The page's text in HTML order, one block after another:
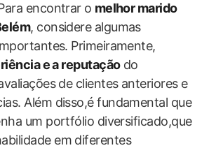
encontrar o⁤ melhor marido‌
, considere algumas
Primeiramente,
​e a reputação​do
de clientes anteriores e
Além disso,é‍ fundamental que
um portfólio diversificado,que
em diferentes